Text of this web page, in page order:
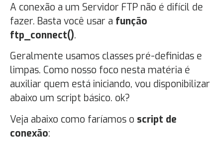
A conexão a um Servidor FTP não é difícil de
fazer. Basta você usar a função
ftp_connect().
Geralmente usamos classes pré-definidas e
limpas. Como nosso foco nesta matéria é
auxiliar quem está iniciando, vou disponibilizar
abaixo um script básico. ok?
Veja abaixo como faríamos o script de
conexão: